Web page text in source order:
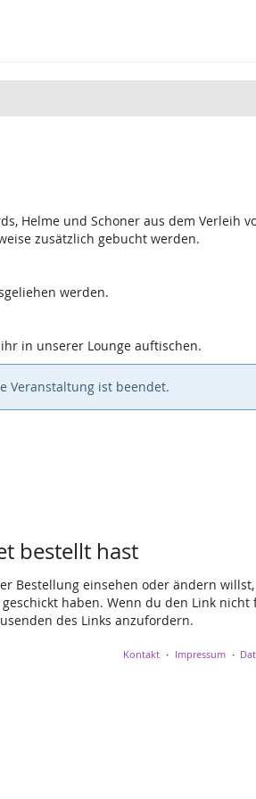
Helme und Schoner aus dem Verleih
zusätzlich gebucht werden.
werden.
in unserer Lounge auftischen.
Veranstaltung ist beendet.
bestellt hast
Bestellung einsehen oder ändern
haben. Wenn du den Link nicht
des Links anzufordern.
Kontakt Impressum